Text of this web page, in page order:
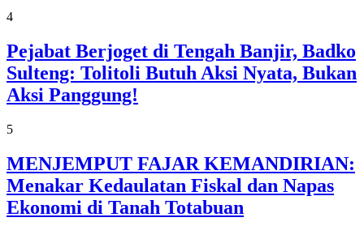
4
Pejabat Berjoget di Tengah Banjir, Badko
Sulteng: Tolitoli Butuh Aksi Nyata, Bukan
Aksi Panggung!
5
MENJEMPUT FAJAR KEMANDIRIAN:
Menakar Kedaulatan Fiskal dan Napas
Ekonomi di Tanah Totabuan